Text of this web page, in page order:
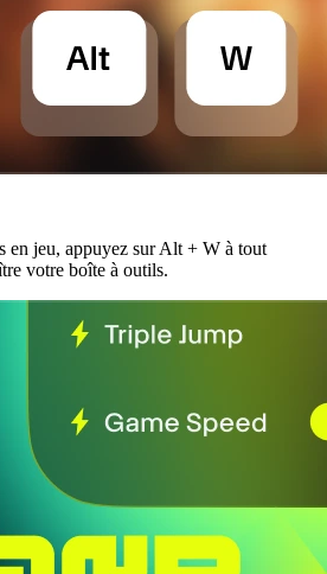
en jeu, appuyez sur Alt + W à tout
votre boîte à outils.